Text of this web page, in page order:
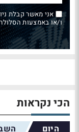
אני מאשר קבלת
ו/או באמצעות הסלולר
הכי נקראות
היום